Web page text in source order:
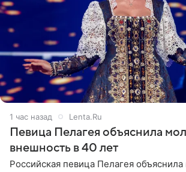
1 час назад Lenta.Ru
Певица Пелагея объяснила
внешность в 40 лет
Российская певица Пелагея